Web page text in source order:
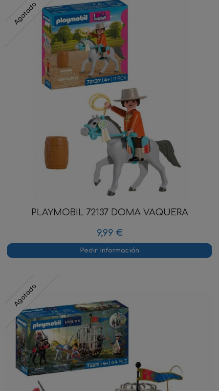
Agotado
PLAYMOBIL 72137 DOMA VAQUERA
9,99 €
Pedir Información
Agotado